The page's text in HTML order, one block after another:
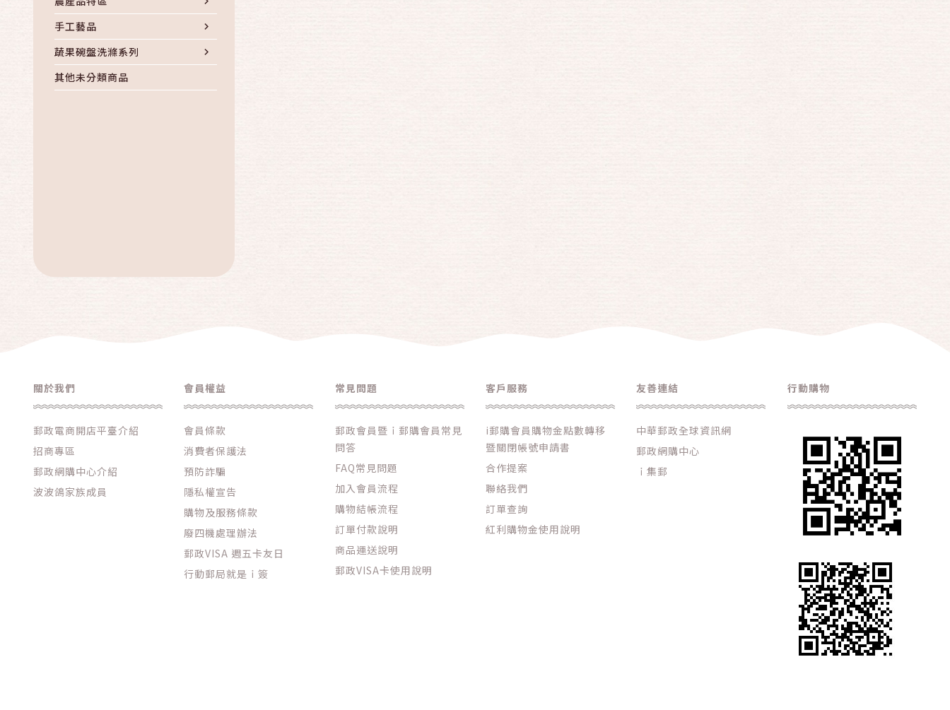
手工藝品
蔬果碗盤洗滌系列
其他未分類商品
關於我們
郵政電商開店平臺介紹
招商專區
郵政網購中心介紹
波波鴿家族成員
會員權益
會員條款
消費者保護法
預防詐騙
隱私權宣告
購物及服務條款
廢四機處理辦法
郵政VISA 週五卡友日
行動郵局就是ｉ簽
常見問題
郵政會員暨ｉ郵購會員常見
問答
FAQ常見問題
加入會員流程
購物結帳流程
訂單付款說明
商品運送說明
郵政VISA卡使用說明
客戶服務
i郵購會員購物金點數轉移
暨關閉帳號申請書
合作提案
聯絡我們
訂單查詢
紅利購物金使用說明
友善連結
中華郵政全球資訊網
郵政網購中心
ｉ集郵
行動購物